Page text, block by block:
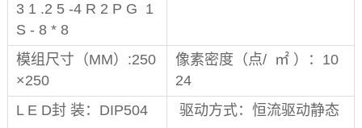
3 1 .2 5 -4 R 2 P G 1
S - 8 * 8
模组尺寸（MM）:250
×250
像素密度（点/ ㎡ ）：10
24
L E D封 装：DIP504
驱动方式：恒流驱动静态